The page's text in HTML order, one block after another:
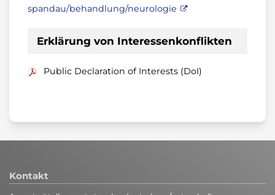
spandau/behandlung/neurologie
Erklärung von Interessenkonflikten
Public Declaration of Interests (DoI)
Kontakt